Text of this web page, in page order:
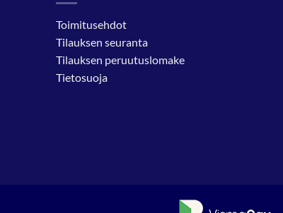
Toimitusehdot
Tilauksen seuranta
Tilauksen peruutuslomake
Tietosuoja